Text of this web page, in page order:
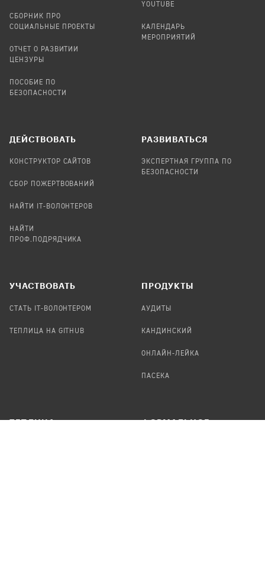
СБОРНИК ПРО
СОЦИАЛЬНЫЕ ПРОЕКТЫ
ОТЧЕТ О РАЗВИТИИ
ЦЕНЗУРЫ
ПОСОБИЕ ПО
БЕЗОПАСНОСТИ
YOUTUBE
КАЛЕНДАРЬ
МЕРОПРИЯТИЙ
ДЕЙСТВОВАТЬ
КОНСТРУКТОР САЙТОВ
СБОР ПОЖЕРТВОВАНИЙ
НАЙТИ IT-ВОЛОНТЕРОВ
НАЙТИ
ПРОФ.ПОДРЯДЧИКА
РАЗВИВАТЬСЯ
ЭКСПЕРТНАЯ ГРУППА ПО
БЕЗОПАСНОСТИ
УЧАСТВОВАТЬ
СТАТЬ IT-ВОЛОНТЕРОМ
ТЕПЛИЦА НА GITHUB
ПРОДУКТЫ
АУДИТЫ
КАНДИНСКИЙ
ОНЛАЙН-ЛЕЙКА
ПАСЕКА
TЕПЛИЦА ФОРМАЛЬНОЕ